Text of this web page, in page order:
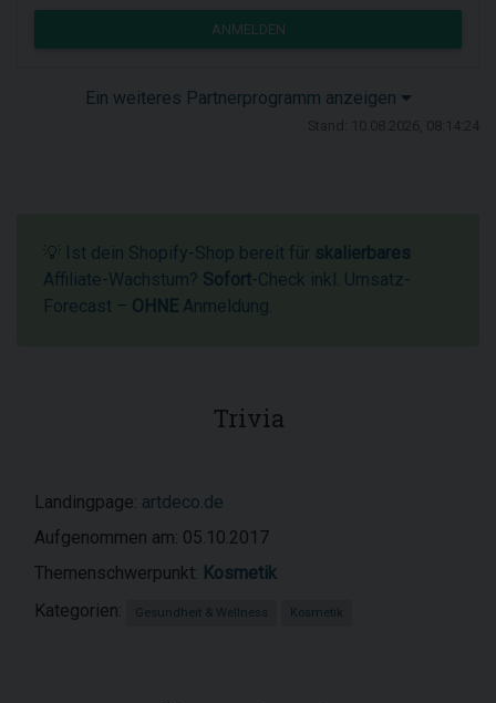
ANMELDEN
Ein weiteres Partnerprogramm anzeigen
💡 Ist dein Shopify-Shop bereit für skalierbares
Affiliate-Wachstum? Sofort-Check inkl. Umsatz-
Forecast – OHNE Anmeldung.
Trivia
Landingpage: artdeco.de
Aufgenommen am: 05.10.2017
Themenschwerpunkt: Kosmetik
Kategorien:
Gesundheit & Wellness Kosmetik